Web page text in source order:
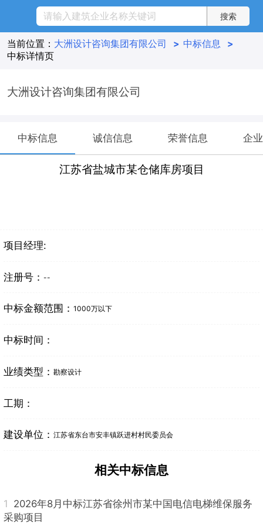
当前位置： 大洲设计咨询集团有限公司 > 中标信息
>
中标详情页
大洲设计咨询集团有限公司
中标信息 诚信信息 荣誉信息 企
江苏省盐城市某仓储库房项目
项目经理:
注册号： --
中标金额范围： 1000万以下
中标时间：
业绩类型： 勘察设计
工期：
建设单位： 江苏省东台市安丰镇跃进村村民委员会
相关中标信息
1 2026年8月中标江苏省徐州市某中国电信电梯维保服务
采购项目